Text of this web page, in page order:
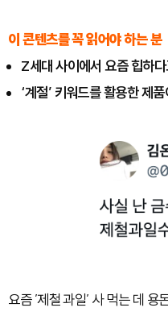
이 콘텐츠를 꼭 읽어야 하는 분
Z세대 사이에서 요즘 힙하
‘계절’ 키워드를 활용한 제
요즘 ’제철 과일’ 사 먹는 데